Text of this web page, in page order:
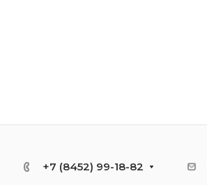
+7 (8452) 99-18-82